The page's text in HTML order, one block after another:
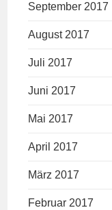
September 2017
August 2017
Juli 2017
Juni 2017
Mai 2017
April 2017
März 2017
Februar 2017